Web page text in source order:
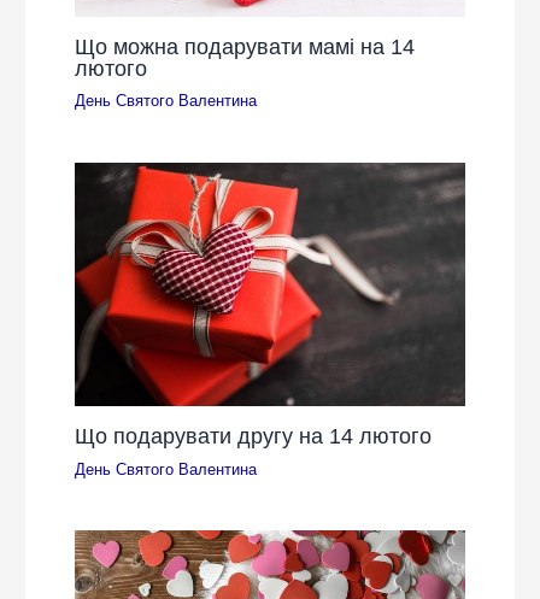
Що можна подарувати мамі на 14
лютого
День Святого Валентина
Що подарувати другу на 14 лютого
День Святого Валентина